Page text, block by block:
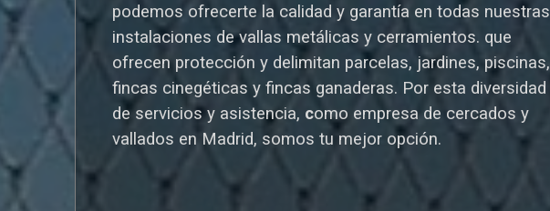
podemos ofrecerte la calidad y garantía en todas nuestras
instalaciones de vallas metálicas y cerramientos. que
ofrecen protección y delimitan parcelas, jardines, piscinas,
fincas cinegéticas y fincas ganaderas. Por esta diversidad
de servicios y asistencia, como empresa de cercados y
vallados en Madrid, somos tu mejor opción.